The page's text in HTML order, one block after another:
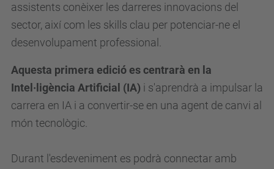
e
n
i
m
e
/
assistents conèixer les darreres innovacions del
sector, així com les skills clau per potenciar-ne el
desenvolupament professional.
Aquesta primera edició es centrarà en la
Intel·ligència Artificial (IA) i s'aprendrà a impulsar la
carrera en IA i a convertir-se en una agent de canvi al
món tecnològic.
Durant l'esdeveniment es podrà connectar amb